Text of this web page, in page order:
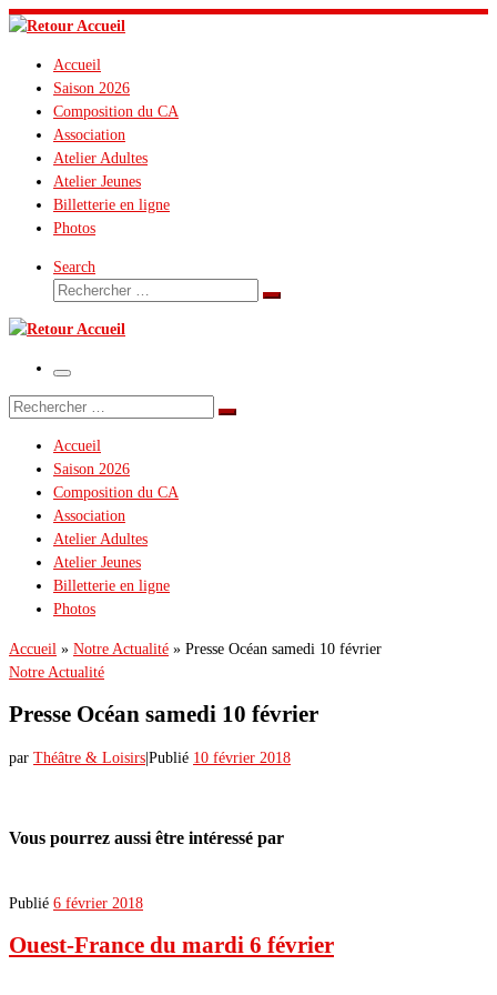
Passer
contenuAccueil
Saison 2026
Composition du CA
Association
Atelier Adultes
Atelier Jeunes
Billetterie en ligne
Photos
Search
Rechercher
Rechercher
Menu
Rechercher
Rechercher
Accueil
Saison 2026
Composition du CA
Association
Atelier Adultes
Atelier Jeunes
Billetterie en ligne
Photos
Accueil » Notre Actualité » Presse Océan samedi 10 février
Notre Actualité
Presse Océan samedi 10 février
par Théâtre & Loisirs|Publié 10 février 2018
Vous pourrez aussi être intéressé par
Publié 6 février 2018
Ouest-France du mardi 6 février